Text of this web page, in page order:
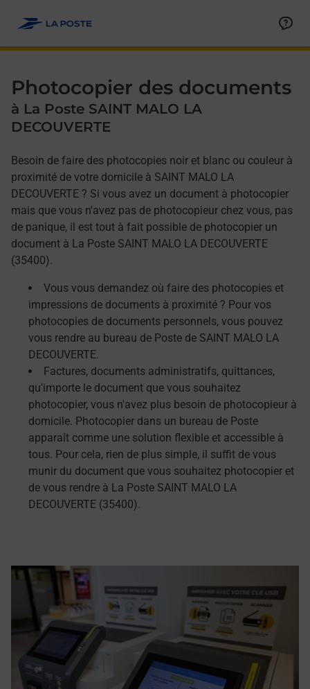
Photocopier des documents
à La Poste SAINT MALO LA
DECOUVERTE
Besoin de faire des photocopies noir et blanc ou couleur à
proximité de votre domicile à SAINT MALO LA
DECOUVERTE ? Si vous avez un document à photocopier
mais que vous n'avez pas de photocopieur chez vous, pas
de panique, il est tout à fait possible de photocopier un
document à La Poste SAINT MALO LA DECOUVERTE
(35400).
Vous vous demandez où faire des photocopies et
impressions de documents à proximité ? Pour vos
photocopies de documents personnels, vous pouvez
vous rendre au bureau de Poste de SAINT MALO LA
DECOUVERTE.
Factures, documents administratifs, quittances,
qu'importe le document que vous souhaitez
photocopier, vous n'avez plus besoin de photocopieur à
domicile. Photocopier dans un bureau de Poste
apparaît comme une solution flexible et accessible à
tous. Pour cela, rien de plus simple, il suffit de vous
munir du document que vous souhaitez photocopier et
de vous rendre à La Poste SAINT MALO LA
DECOUVERTE (35400).